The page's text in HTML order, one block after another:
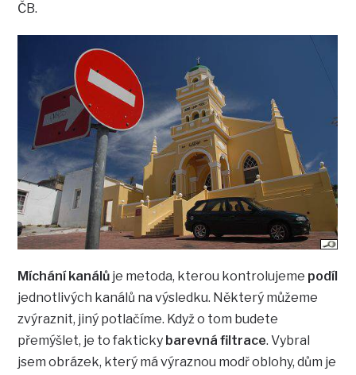
ČB.
Míchání kanálů je metoda, kterou kontrolujeme podíl
jednotlivých kanálů na výsledku. Některý můžeme
zvýraznit, jiný potlačíme. Když o tom budete
přemýšlet, je to fakticky barevná filtrace. Vybral
jsem obrázek, který má výraznou modř oblohy, dům je